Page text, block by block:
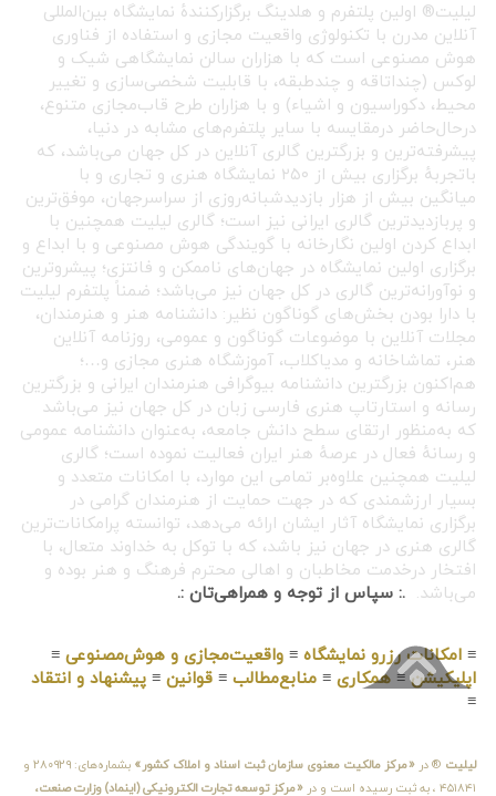
لیلیت® اولین پلتفرم و هلدینگ برگزارکنندهٔ نمایشگاه بین‌المللی
آنلاین مدرن با تکنولوژی واقعیت مجازی و استفاده از فناوری
هوش مصنوعی است که با هزاران سالن نمایشگاهی شیک و
لوکس (چنداتاقه و چندطبقه، با قابلیت شخصی‌سازی و تغییر
محیط، دکوراسیون و اشیاء) و با هزاران طرح قاب‌مجازی متنوع،
درحال‌حاضر درمقایسه با سایر پلتفرم‌های مشابه در دنیا،
پیشرفته‌ترین و بزرگترین گالری آنلاین در کل جهان می‌باشد، که
باتجربهٔ برگزاری بیش از ۲۵۰ نمایشگاه هنری و تجاری و با
میانگین بیش از هزار بازدیدشبانه‌روزی از سراسرجهان، موفق‌ترین
و پربازدیدترین گالری ایرانی نیز است؛ گالری لیلیت همچنین با
ابداع کردن اولین نگارخانه با گویندگی هوش مصنوعی و با ابداع و
برگزاری اولین نمایشگاه در جهان‌های ناممکن و فانتزی؛ پیشروترین
و نوآورانه‌ترین گالری در کل جهان نیز می‌باشد؛ ضمناً پلتفرم لیلیت
با دارا بودن بخش‌های گوناگون نظیر: دانشنامه هنر و هنرمندان،
مجلات آنلاین با موضوعات گوناگون و عمومی، روزنامه آنلاین
هنر، تماشاخانه و مدیاکلاب، آموزشگاه هنری مجازی و…؛
هم‌اکنون بزرگترین دانشنامه بیوگرافی هنرمندان ایرانی و بزرگترین
رسانه و استارتاپ هنری فارسی زبان در کل جهان نیز می‌باشد
که به‌منظور ارتقای سطح دانش جامعه، به‌عنوان دانشنامه عمومی
و رسانهٔ فعال در عرصهٔ هنر ایران فعالیت نموده است؛ گالری
لیلیت همچنین علاوه‌بر تمامی این موارد، با امکانات متعدد و
بسیار ارزشمندی که در جهت حمایت از هنرمندان گرامی در
برگزاری نمایشگاه آثار ایشان ارائه می‌دهد، توانسته پرامکانات‌ترین
گالری هنری در جهان نیز باشد، که با توکل به خداوند متعال، با
افتخار درخدمت مخاطبان و اهالی محترم فرهنگ و هنر بوده و
می‌باشد. .: سپاس از توجه و همراهی‌تان :.
≡ امکانات رزرو نمایشگاه ≡ واقعیت‌مجازی و هوش‌مصنوعی ≡
اپلیکیشن≡ همکاری ≡ منابع‌مطالب ≡ قوانین ≡ پیشنهاد و انتقاد
≡
لیلیت ® در «مرکز مالکیت معنوی سازمان ثبت اسناد و املاک کشور»
بشماره‌های: ۲۸۰۹۲۹ و
۴۵۱۸۴۱ ، به ثبت رسیده است و در
«مرکز توسعه تجارت الکترونیکی (اینماد) وزارت صنعت،